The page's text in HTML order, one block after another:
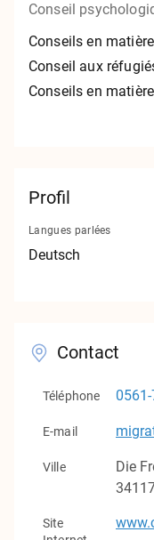
Stadt Kassel
Mentions légales
Protection des données
Conseil
Conseils en
Conseil aux
Conseils en
Profil
Langues parlées
Deutsch
Contact
Téléphone
E-mail
Ville Die
Site